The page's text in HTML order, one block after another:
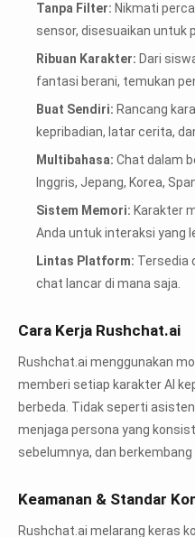
Tanpa Filter: Nikmati
sensor, disesuaikan untuk
Ribuan Karakter: Dari
fantasi berani, temukan
Buat Sendiri: Rancang
kepribadian, latar cerita,
Multibahasa: Chat dalam
Inggris, Jepang, Korea,
Sistem Memori: Karakter
Anda untuk interaksi yang
Lintas Platform: Tersedia
chat lancar di mana saja.
Cara Kerja Rushchat.ai
Rushchat.ai menggunakan
memberi setiap karakter AI
berbeda. Tidak seperti
menjaga persona yang
sebelumnya, dan
Keamanan & Standar
Rushchat.ai melarang keras